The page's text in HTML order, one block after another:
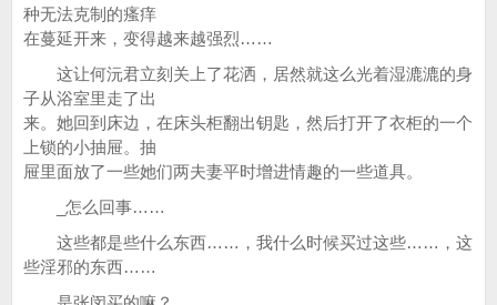
种无法克制的瘙痒
在蔓延开来，变得越来越强烈……
这让何沅君立刻关上了花洒，居然就这么光着湿漉漉的身
子从浴室里走了出
来。她回到床边，在床头柜翻出钥匙，然后打开了衣柜的一个
上锁的小抽屉。抽
屉里面放了一些她们两夫妻平时增进情趣的一些道具。
_怎么回事……
这些都是些什么东西……，我什么时候买过这些……，这
些淫邪的东西……